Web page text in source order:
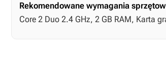
Rekomendowane wymagania
Core 2 Duo 2.4 GHz, 2 GB RAM, Karta